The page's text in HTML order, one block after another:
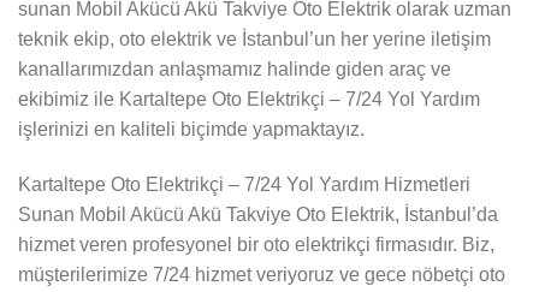
sunan Mobil Akücü Akü Takviye Oto Elektrik olarak uzman
teknik ekip, oto elektrik ve İstanbul’un her yerine iletişim
kanallarımızdan anlaşmamız halinde giden araç ve
ekibimiz ile Kartaltepe Oto Elektrikçi – 7/24 Yol Yardım
işlerinizi en kaliteli biçimde yapmaktayız.
Kartaltepe Oto Elektrikçi – 7/24 Yol Yardım Hizmetleri
Sunan Mobil Akücü Akü Takviye Oto Elektrik, İstanbul’da
hizmet veren profesyonel bir oto elektrikçi firmasıdır. Biz,
müşterilerimize 7/24 hizmet veriyoruz ve gece nöbetçi oto